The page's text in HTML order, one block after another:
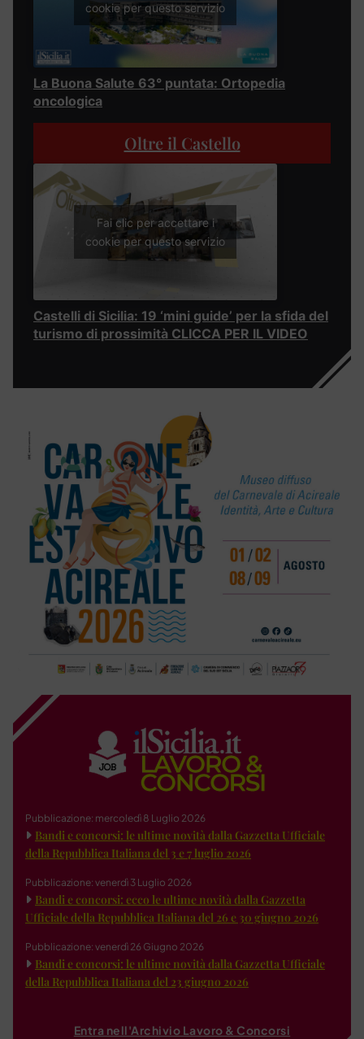
cookie per questo servizio
La Buona Salute 63° puntata: Ortopedia
oncologica
Oltre il Castello
Fai clic per accettare i
cookie per questo servizio
Castelli di Sicilia: 19 ‘mini guide’ per la sfida del
turismo di prossimità CLICCA PER IL VIDEO
Pubblicazione: mercoledì 8 Luglio 2026
Bandi e concorsi: le ultime novità dalla Gazzetta Ufficiale
della Repubblica Italiana del 3 e 7 luglio 2026
Pubblicazione: venerdì 3 Luglio 2026
Bandi e concorsi: ecco le ultime novità dalla Gazzetta
Ufficiale della Repubblica Italiana del 26 e 30 giugno 2026
Pubblicazione: venerdì 26 Giugno 2026
Bandi e concorsi: le ultime novità dalla Gazzetta Ufficiale
della Repubblica Italiana del 23 giugno 2026
Entra nell'Archivio Lavoro & Concorsi